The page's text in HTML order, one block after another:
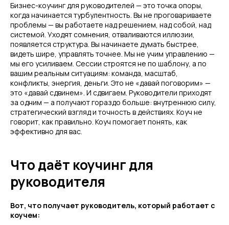
Бизнес-коучинг для руководителей — это точка опоры,
когда начинается турбулентность. Вы не проговариваете
проблемы — вы работаете над решением, над собой, над
системой. Уходят сомнения, отваливаются иллюзии,
появляется структура. Вы начинаете думать быстрее,
видеть шире, управлять точнее. Мы не учим управлению —
мы его усиливаем. Сессии строятся не по шаблону, а по
вашим реальным ситуациям: команда, масштаб,
конфликты, энергия, деньги. Это не «давай поговорим» —
это «давай сдвинем». И сдвигаем. Руководители приходят
за одним — а получают гораздо больше: внутреннюю силу,
стратегический взгляд и точность в действиях. Коуч не
говорит, как правильно. Коуч помогает понять, как
эффективно для вас.
Что даёт коучинг для
руководителя
Вот, что получает руководитель, который работает с
коучем: